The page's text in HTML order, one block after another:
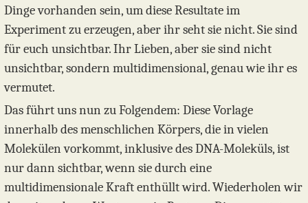
Dinge vorhanden sein, um diese Resultate im
Experiment zu erzeugen, aber ihr seht sie nicht. Sie sind
für euch unsichtbar. Ihr Lieben, aber sie sind nicht
unsichtbar, sondern multidimensional, genau wie ihr es
vermutet.
Das führt uns nun zu Folgendem: Diese Vorlage
innerhalb des menschlichen Körpers, die in vielen
Molekülen vorkommt, inklusive des DNA-Moleküls, ist
nur dann sichtbar, wenn sie durch eine
multidimensionale Kraft enthüllt wird. Wiederholen wir